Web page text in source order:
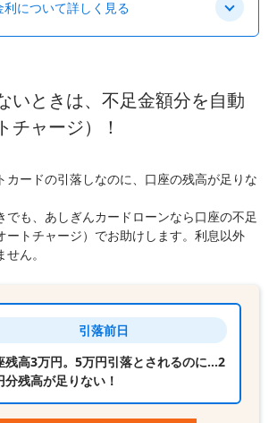
について詳しく見る
いときは、不足金額分を自動
チャージ）！
カードの引落しなのに、口座の残高が足りな
でも、あしぎんカードローンなら口座の不足
ートチャージ）でお助けします。利息以外
ん。
引落前日
残高3万円。5万円引落とされるのに…2
分残高が足りない！